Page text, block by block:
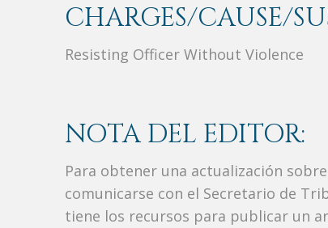
CHARGES/CAUSE/
Resisting Officer Without Violence
NOTA DEL EDITOR:
Para obtener una actualización
comunicarse con el Secretario de
tiene los recursos para publicar un